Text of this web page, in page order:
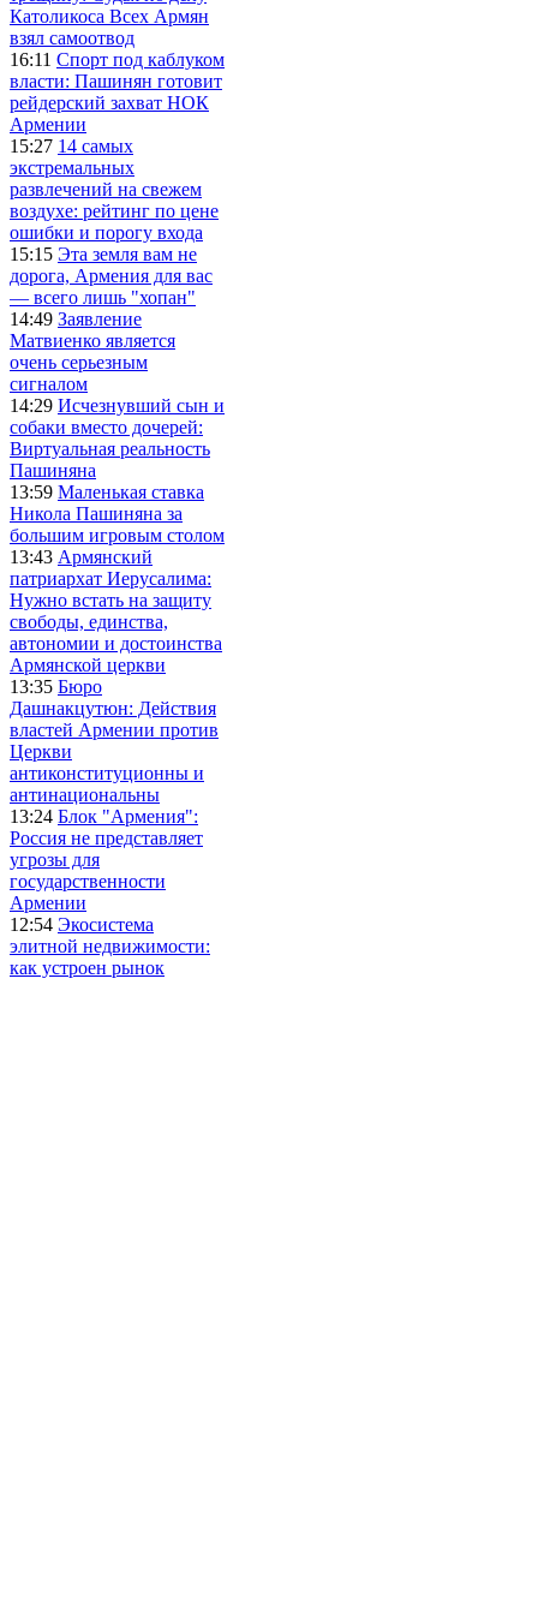
Католикоса Всех Армян
взял самоотвод
16:11 Спорт под каблуком
власти: Пашинян готовит
рейдерский захват НОК
Армении
15:27 14 самых
экстремальных
развлечений на свежем
воздухе: рейтинг по цене
ошибки и порогу входа
15:15 Эта земля вам не
дорога, Армения для вас
— всего лишь "хопан"
14:49 Заявление
Матвиенко является
очень серьезным
сигналом
14:29 Исчезнувший сын и
собаки вместо дочерей:
Виртуальная реальность
Пашиняна
13:59 Маленькая ставка
Никола Пашиняна за
большим игровым столом
13:43 Армянский
патриархат Иерусалима:
Нужно встать на защиту
свободы, единства,
автономии и достоинства
Армянской церкви
13:35 Бюро
Дашнакцутюн: Действия
властей Армении против
Церкви
антиконституционны и
антинациональны
13:24 Блок "Армения":
Россия не представляет
угрозы для
государственности
Армении
12:54 Экосистема
элитной недвижимости:
как устроен рынок